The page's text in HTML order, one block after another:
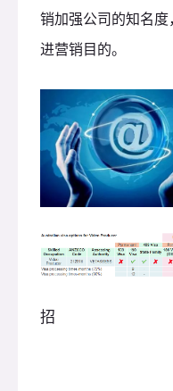
销加强公司的知名度
进营销目的。
招